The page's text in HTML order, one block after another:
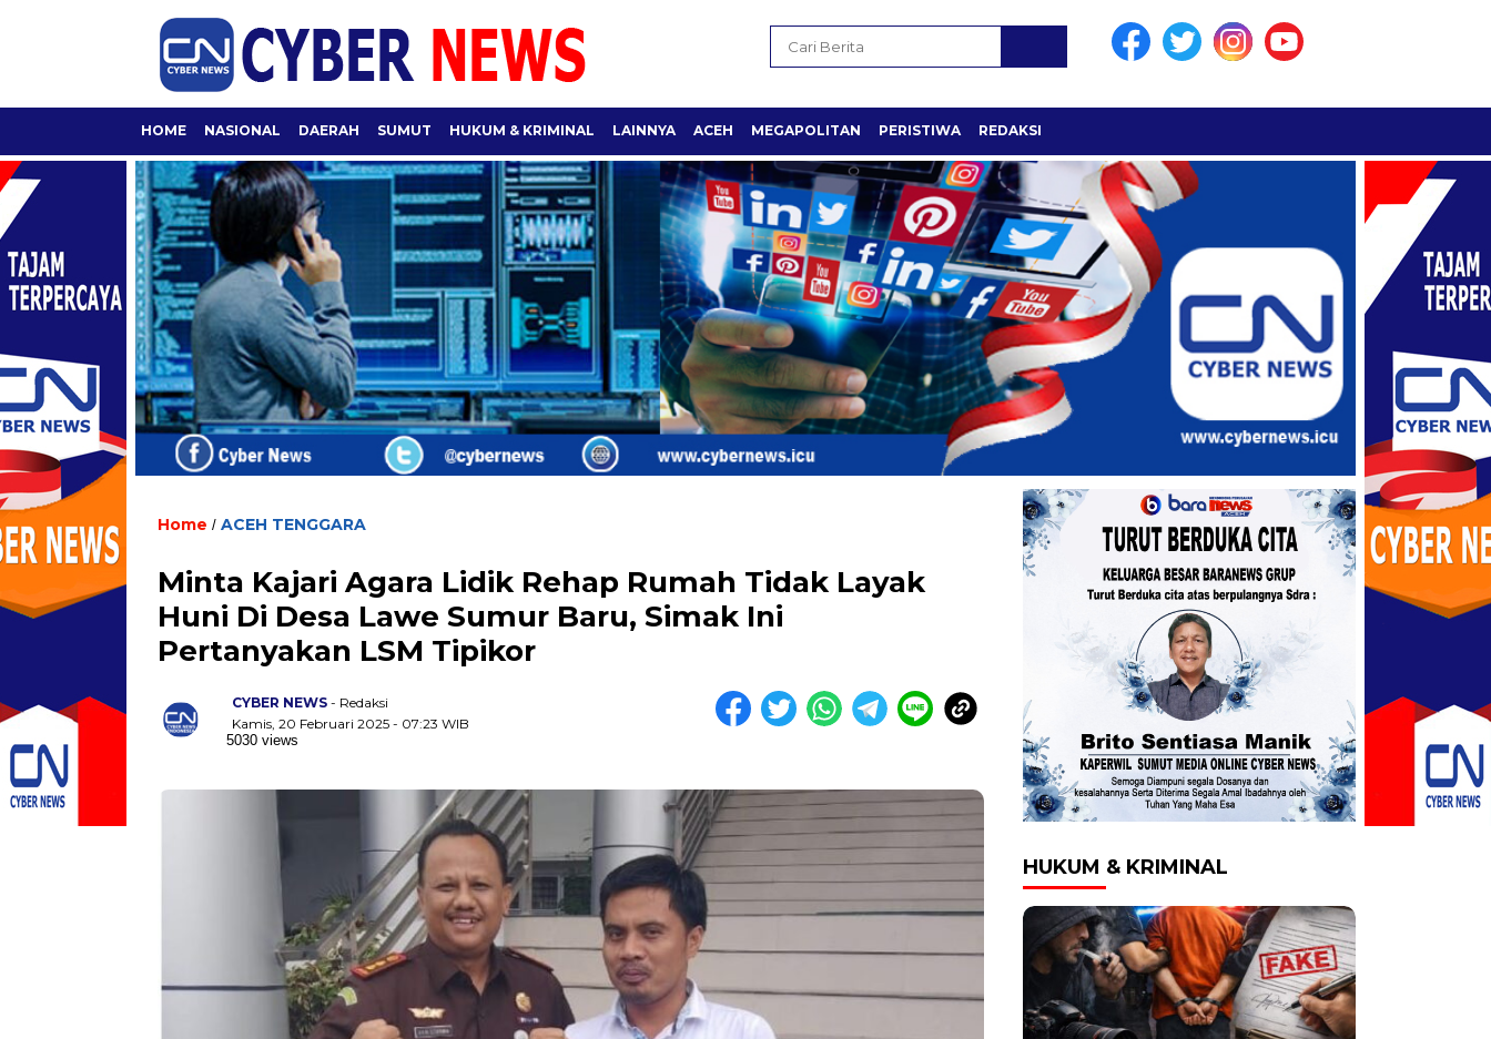
HOME NASIONAL DAERAH SUMUT HUKUM & KRIMINAL LAINNYA ACEH MEGAPOLITAN PERISTIWA REDAKSI
Home / ACEH TENGGARA
Minta Kajari Agara Lidik Rehap Rumah Tidak Layak
Huni Di Desa Lawe Sumur Baru, Simak Ini
Pertanyakan LSM Tipikor
CYBER NEWS - Redaksi
Kamis, 20 Februari 2025 - 07:23 WIB
5030 views
HUKUM & KRIMINAL